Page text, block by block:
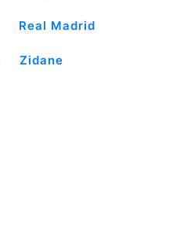
Real Madrid
Zidane